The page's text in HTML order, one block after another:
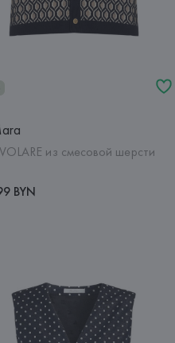
из смесовой шерсти
BYN